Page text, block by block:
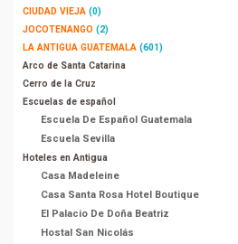
CIUDAD VIEJA (0)
JOCOTENANGO (2)
LA ANTIGUA GUATEMALA (601)
Arco de Santa Catarina
Cerro de la Cruz
Escuelas de español
Escuela De Español Guatemala
Escuela Sevilla
Hoteles en Antigua
Casa Madeleine
Casa Santa Rosa Hotel Boutique
El Palacio De Doña Beatriz
Hostal San Nicolás